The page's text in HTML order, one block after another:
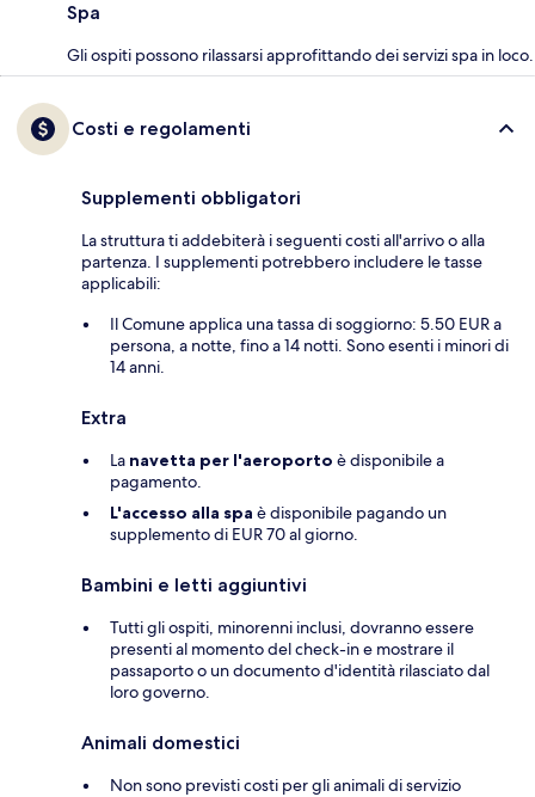
Spa
Gli ospiti possono rilassarsi approfittando dei servizi spa in loco.
Costi e regolamenti
Supplementi obbligatori
La struttura ti addebiterà i seguenti costi all'arrivo o alla
partenza. I supplementi potrebbero includere le tasse
applicabili:
Il Comune applica una tassa di soggiorno: 5.50 EUR a
persona, a notte, fino a 14 notti. Sono esenti i minori di
14 anni.
Extra
La navetta per l'aeroporto è disponibile a
pagamento.
L'accesso alla spa è disponibile pagando un
supplemento di EUR 70 al giorno.
Bambini e letti aggiuntivi
Tutti gli ospiti, minorenni inclusi, dovranno essere
presenti al momento del check-in e mostrare il
passaporto o un documento d'identità rilasciato dal
loro governo.
Animali domestici
Non sono previsti costi per gli animali di servizio